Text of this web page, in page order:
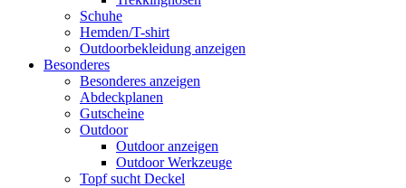
Schuhe
Hemden/T-shirt
Outdoorbekleidung anzeigen
Besonderes
Besonderes anzeigen
Abdeckplanen
Gutscheine
Outdoor
Outdoor anzeigen
Outdoor Werkzeuge
Topf sucht Deckel